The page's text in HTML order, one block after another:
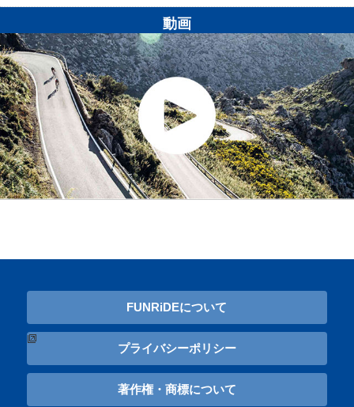
動画
FUNRiDEについて
プライバシーポリシー
著作権・商標について